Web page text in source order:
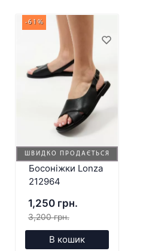
ШВИДКО ПРОДАЄТЬСЯ
-61%
Босоніжки Lonza
212964
1,250 грн.
3,200 грн.
В кошик